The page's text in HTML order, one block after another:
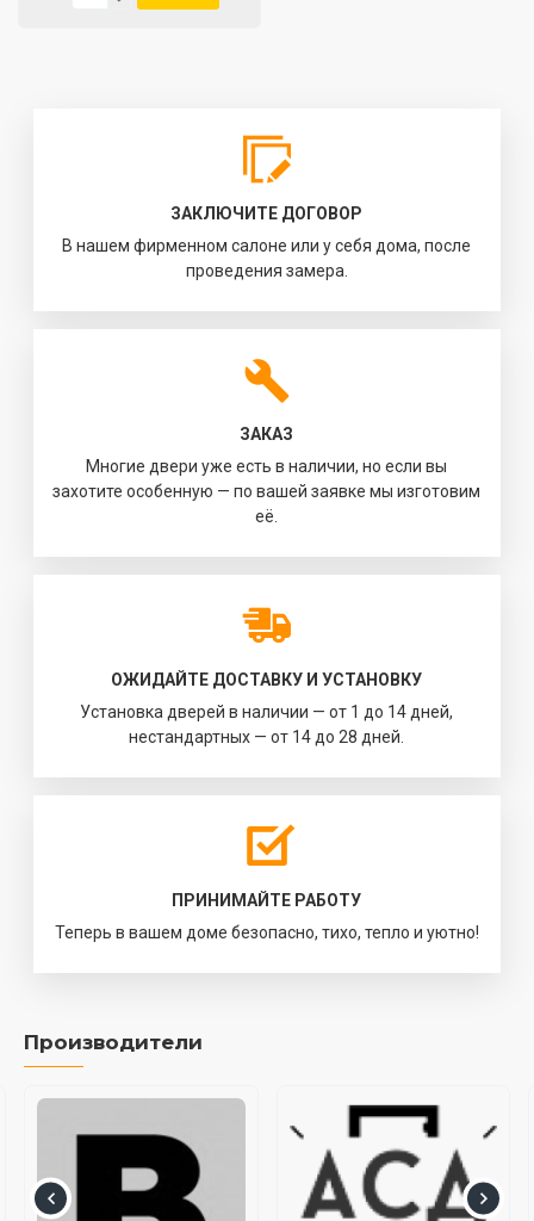
ЗАКЛЮЧИТЕ ДОГОВОР
В нашем фирменном салоне или у себя дома, после
проведения замера.
ЗАКАЗ
Многие двери уже есть в наличии, но если вы
захотите особенную — по вашей заявке мы изготовим
её.
ОЖИДАЙТЕ ДОСТАВКУ И УСТАНОВКУ
Установка дверей в наличии — от 1 до 14 дней,
нестандартных — от 14 до 28 дней.
ПРИНИМАЙТЕ РАБОТУ
Теперь в вашем доме безопасно, тихо, тепло и уютно!
Производители